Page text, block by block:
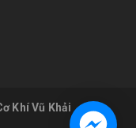
Khí Vũ Khải